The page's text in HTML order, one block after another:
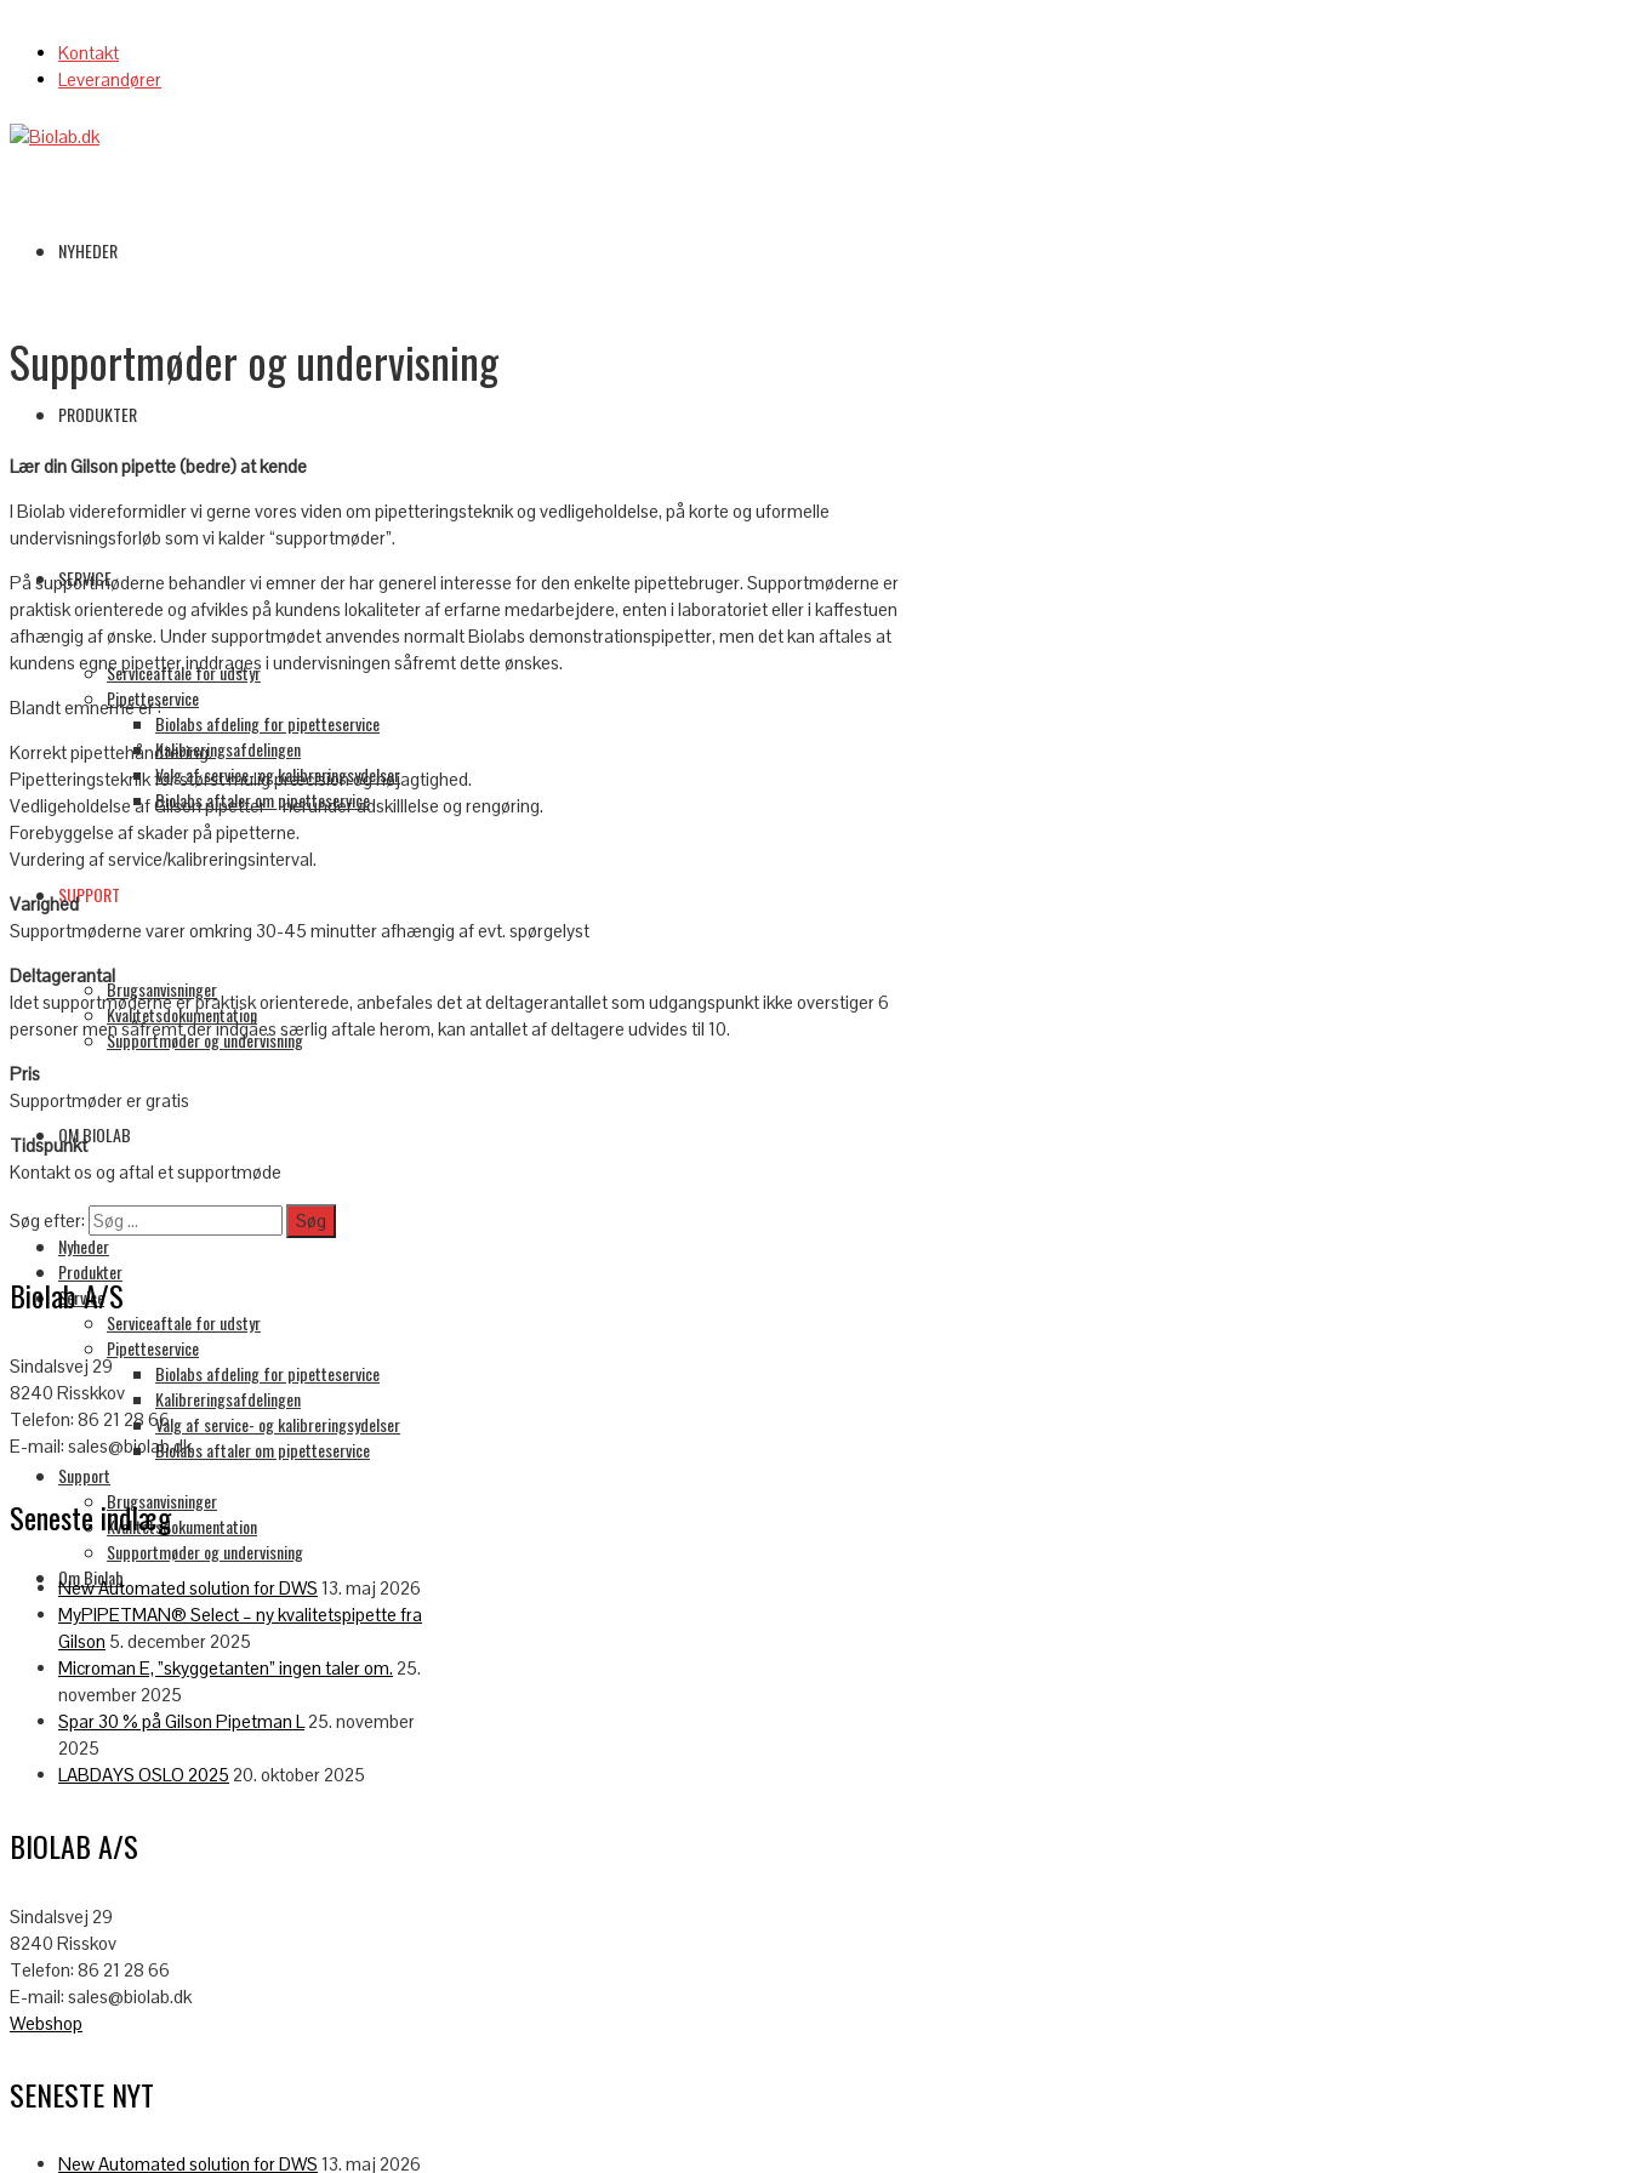
Kontakt
Leverandører
NYHEDER
PRODUKTER
SERVICE
Serviceaftale for udstyr
Pipetteservice
Biolabs afdeling for pipetteservice
Kalibreringsafdelingen
Valg af service- og kalibreringsydelser
Biolabs aftaler om pipetteservice
SUPPORT
Brugsanvisninger
Kvalitetsdokumentation
Supportmøder og undervisning
OM BIOLAB
Nyheder
Produkter
Service
Serviceaftale for udstyr
Pipetteservice
Biolabs afdeling for pipetteservice
Kalibreringsafdelingen
Valg af service- og kalibreringsydelser
Biolabs aftaler om pipetteservice
Support
Brugsanvisninger
Kvalitetsdokumentation
Supportmøder og undervisning
Om Biolab
Supportmøder og undervisning
Lær din Gilson pipette (bedre) at kende
I Biolab videreformidler vi gerne vores viden om pipetteringsteknik og vedligeholdelse, på korte og uformelle
undervisningsforløb som vi kalder “supportmøder”.
På supportmøderne behandler vi emner der har generel interesse for den enkelte pipettebruger. Supportmøderne er
praktisk orienterede og afvikles på kundens lokaliteter af erfarne medarbejdere, enten i laboratoriet eller i kaffestuen
afhængig af ønske. Under supportmødet anvendes normalt Biolabs demonstrationspipetter, men det kan aftales at
kundens egne pipetter inddrages i undervisningen såfremt dette ønskes.
Blandt emnerne er :
Korrekt pipettehåndtering.
Pipetteringsteknik for størst mulig præcision og nøjagtighed.
Vedligeholdelse af Gilson pipetter – herunder adskilllelse og rengøring.
Forebyggelse af skader på pipetterne.
Vurdering af service/kalibreringsinterval.
Varighed
Supportmøderne varer omkring 30-45 minutter afhængig af evt. spørgelyst
Deltagerantal
Idet supportmøderne er praktisk orienterede, anbefales det at deltagerantallet som udgangspunkt ikke overstiger 6
personer men såfremt der indgåes særlig aftale herom, kan antallet af deltagere udvides til 10.
Pris
Supportmøder er gratis
Tidspunkt
Kontakt os og aftal et supportmøde
Søg efter:
Biolab A/S
Sindalsvej 29
8240 Risskkov
Telefon: 86 21 28 66
E-mail: sales@biolab.dk
Seneste indlæg
New Automated solution for DWS 13. maj 2026
MyPIPETMAN® Select – ny kvalitetspipette fra
Gilson 5. december 2025
Microman E, ”skyggetanten” ingen taler om. 25.
november 2025
Spar 30 % på Gilson Pipetman L25. november
2025
LABDAYS OSLO 2025 20. oktober 2025
BIOLAB A/S
Sindalsvej 29
8240 Risskov
Telefon: 86 21 28 66
E-mail: sales@biolab.dk
Webshop
SENESTE NYT
New Automated solution for DWS 13. maj 2026